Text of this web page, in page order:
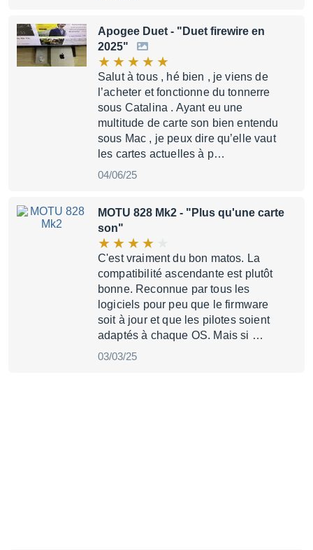
Apogee Duet - "Duet firewire en
2025"
Salut à tous , hé bien , je viens de
l’acheter et fonctionne du tonnerre
sous Catalina . Ayant eu une
multitude de carte son bien entendu
sous Mac , je peux dire qu’elle vaut
les cartes actuelles à p…
04/06/25
MOTU 828 Mk2 - "Plus qu'une carte
son"
C'est vraiment du bon matos. La
compatibilité ascendante est plutôt
bonne. Reconnue par tous les
logiciels pour peu que le firmware
soit à jour et que les pilotes soient
adaptés à chaque OS. Mais si …
03/03/25